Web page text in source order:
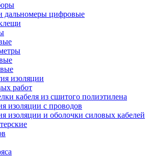
дальномеры цифровые
изоляции
работ
кабеля из сшитого полиэтилена
изоляции с проводов
изоляции и оболочки силовых кабелей